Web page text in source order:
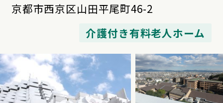
京都市西京区山田平尾町46-2
介護付き有料老人ホーム